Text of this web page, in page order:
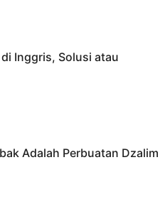
Inggris, Solusi atau
Adalah Perbuatan Dzalim